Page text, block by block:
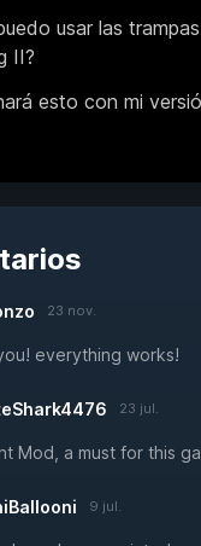
usar las
II?
esto con mi
23 nov.
everything works!
23 jul.
Mod, a must for this
9 jul.